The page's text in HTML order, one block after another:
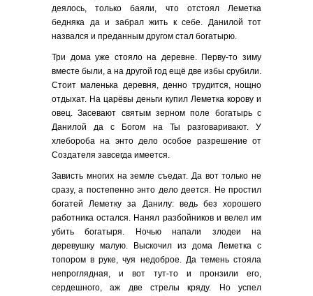
деялось, только баяли, что отстоял Леметка
бедняка да и забрал жить к себе. Данилой тот
назвался и преданным другом стал богатырю.
Три дома уже стояло на деревне. Перву-то зиму
вместе были, а на другой год ещё две избы срубили.
Стоит маленька деревня, денно трудится, нощно
отдыхат. На царёвы деньги купил Леметка корову и
овец. Засевают святым зерном поле богатырь с
Данилой да с Богом на Ты разговаривают. У
хлебороба на энто дело особое разрешение от
Создателя завсегда имеется.
Зависть многих на земле съедат. Да вот только не
сразу, а постепенно энто дело деется. Не простил
богатей Леметку за Данилу: ведь без хорошего
работника остался. Нанял разбойников и велел им
убить богатыря. Ночью напали злодеи на
деревушку малую. Выскочил из дома Леметка с
топором в руке, чуя недоброе. Да темень стояла
непроглядная, и вот тут-то и пронзили его,
сердешного, аж две стрелы кряду. Но успел